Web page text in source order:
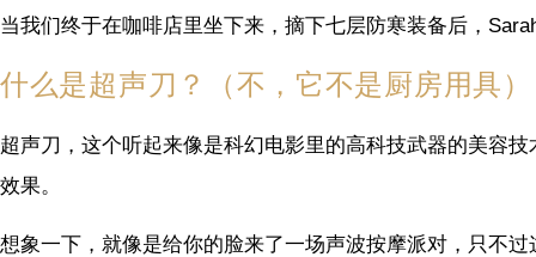
当我们终于在咖啡店里坐下来，摘下七层防寒装备后，
什么是超声刀？（不，它不是厨房用具）
超声刀，这个听起来像是科幻电影里的高科技武器的美容
效果。
想象一下，就像是给你的脸来了一场声波按摩派对，只不